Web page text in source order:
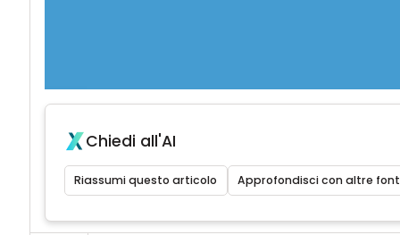
Chiedi all'AI
Riassumi questo articolo Approfondisci con altre